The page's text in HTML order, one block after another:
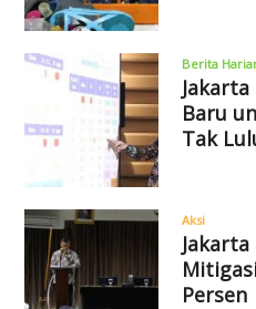
Berita
Baru
Tak
Aksi
Persen